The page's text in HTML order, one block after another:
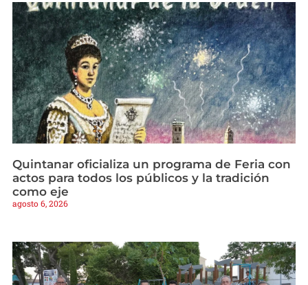
Quintanar oficializa un programa de Feria con
actos para todos los públicos y la tradición
como eje
agosto 6, 2026